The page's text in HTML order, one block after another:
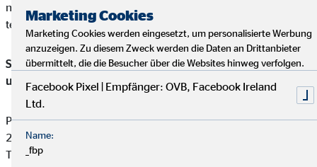
nachstehenden anerkannten Verbraucherschlichtungsstelle
teilzunehmen:
Schlichtungsstelle für gewerbliche Versicherungs-, Anlage-
und Kreditvermittlung
Postfach 101424
20009 Hamburg
Tel: +49 (0) 40 -696 508 - 90
Marketing Cookies
Marketing Cookies werden eingesetzt, um personalisierte Werbung
anzuzeigen. Zu diesem Zweck werden die Daten an Drittanbieter
übermittelt, die die Besucher über die Websites hinweg verfolgen.
Facebook Pixel | Empfänger: OVB, Facebook Ireland
Ltd.
Name:
_fbp